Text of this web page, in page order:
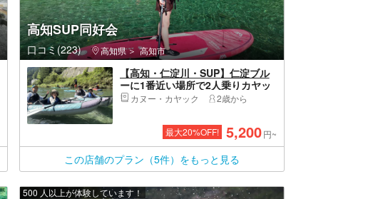
高知SUP同好会
口コミ(223) 高知県 高知市
【高知・仁淀川・SUP】仁淀ブル
ーに1番近い場所で2人乗りカヤッ
ク体験。にこ淵まで35分。撮影デ
カヌー・カヤック 2歳から
最大20%OFF! 5,200円~
この店舗のプラン（5件）をもっと見る
500 人以上が体験しています！